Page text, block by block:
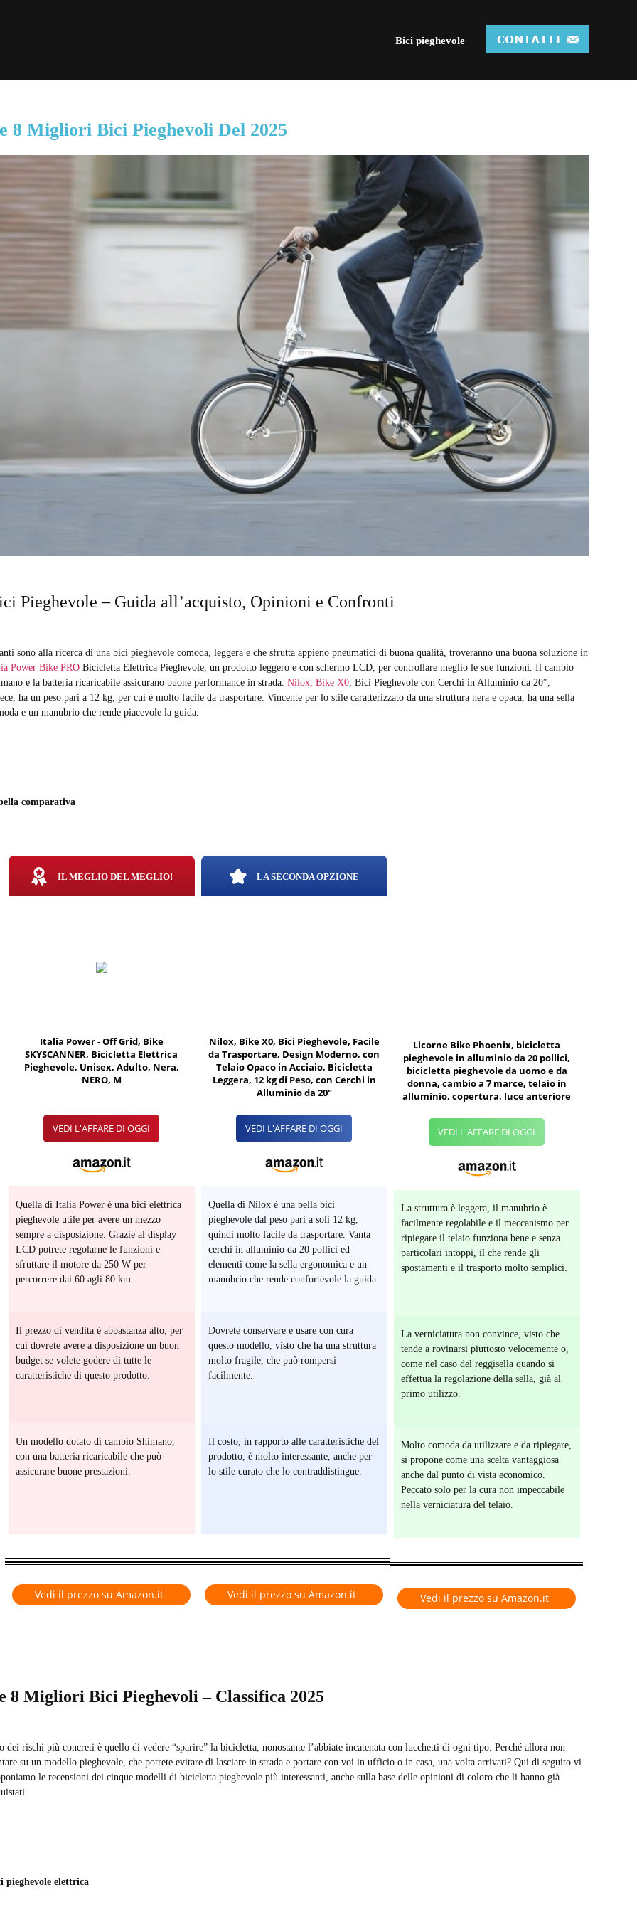
Bici pieghevole
8 Migliori Bici Pieghevoli Del 2025
Pieghevole – Guida all’acquisto, Opinioni e Confronti
sono alla ricerca di una bici pieghevole comoda, leggera e che sfrutta appieno pneumatici di buona qualità, troveranno una buona soluzione in
Power Bike PRO Bicicletta Elettrica Pieghevole, un prodotto leggero e con schermo LCD, per controllare meglio le sue funzioni. Il cambio
e la batteria ricaricabile assicurano buone performance in strada.Nilox, Bike X0, Bici Pieghevole con Cerchi in Alluminio da 20″,
ha un peso pari a 12 kg, per cui è molto facile da trasportare. Vincente per lo stile caratterizzato da una struttura nera e opaca, ha una sella
e un manubrio che rende piacevole la guida.
comparativa
IL MEGLIO DEL MEGLIO!
Italia Power - Off Grid, Bike
SKYSCANNER, Bicicletta Elettrica
Pieghevole, Unisex, Adulto, Nera,
NERO, M
VEDI L'AFFARE DI OGGI
Quella di Italia Power è una bici elettrica
pieghevole utile per avere un mezzo
sempre a disposizione. Grazie al display
LCD potrete regolarne le funzioni e
sfruttare il motore da 250 W per
percorrere dai 60 agli 80 km.
Il prezzo di vendita è abbastanza alto, per
cui dovrete avere a disposizione un buon
budget se volete godere di tutte le
caratteristiche di questo prodotto.
Un modello dotato di cambio Shimano,
con una batteria ricaricabile che può
assicurare buone prestazioni.
Vedi il prezzo su Amazon.it
LA SECONDA OPZIONE
Nilox, Bike X0, Bici Pieghevole, Facile
da Trasportare, Design Moderno, con
Telaio Opaco in Acciaio, Bicicletta
Leggera, 12 kg di Peso, con Cerchi in
Alluminio da 20"
VEDI L'AFFARE DI OGGI
Quella di Nilox è una bella bici
pieghevole dal peso pari a soli 12 kg,
quindi molto facile da trasportare. Vanta
cerchi in alluminio da 20 pollici ed
elementi come la sella ergonomica e un
manubrio che rende confortevole la guida.
Dovrete conservare e usare con cura
questo modello, visto che ha una struttura
molto fragile, che può rompersi
facilmente.
Il costo, in rapporto alle caratteristiche del
prodotto, è molto interessante, anche per
lo stile curato che lo contraddistingue.
Vedi il prezzo su Amazon.it
Licorne Bike Phoenix, bicicletta
pieghevole in alluminio da 20 pollici,
bicicletta pieghevole da uomo e da
donna, cambio a 7 marce, telaio in
alluminio, copertura, luce anteriore
VEDI L'AFFARE DI OGGI
La struttura è leggera, il manubrio è
facilmente regolabile e il meccanismo per
ripiegare il telaio funziona bene e senza
particolari intoppi, il che rende gli
spostamenti e il trasporto molto semplici.
La verniciatura non convince, visto che
tende a rovinarsi piuttosto velocemente o,
come nel caso del reggisella quando si
effettua la regolazione della sella, già al
primo utilizzo.
Molto comoda da utilizzare e da ripiegare,
si propone come una scelta vantaggiosa
anche dal punto di vista economico.
Peccato solo per la cura non impeccabile
nella verniciatura del telaio.
Vedi il prezzo su Amazon.it
8 Migliori Bici Pieghevoli – Classifica 2025
dei rischi più concreti è quello di vedere “sparire” la bicicletta, nonostante l’abbiate incatenata con lucchetti di ogni tipo. Perché allora non
su un modello pieghevole, che potrete evitare di lasciare in strada e portare con voi in ufficio o in casa, una volta arrivati? Qui di seguito vi
le recensioni dei cinque modelli di bicicletta pieghevole più interessanti, anche sulla base delle opinioni di coloro che li hanno già
pieghevole elettrica